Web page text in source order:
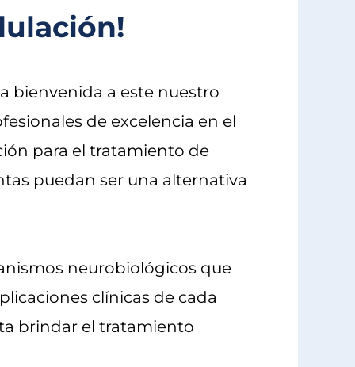
bienvenida a este nuestro
de excelencia en el
para el tratamiento de
puedan ser una alternativa
neurobiológicos que
clínicas de cada
brindar el tratamiento